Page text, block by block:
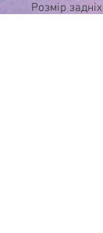
Розмір